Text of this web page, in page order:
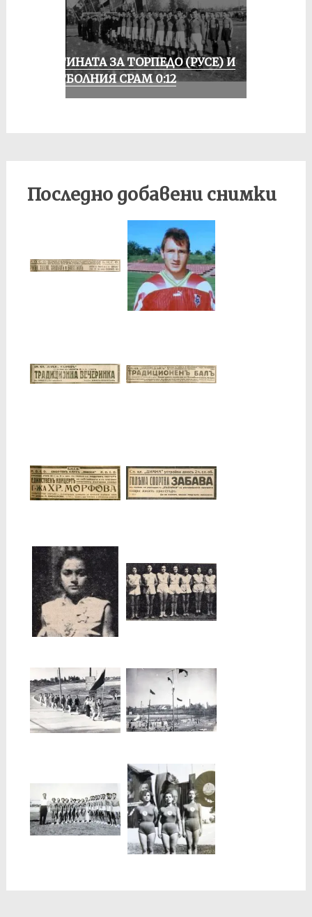
ИСТИНАТА ЗА ТОРПЕДО (РУСЕ) И
ФУТБОЛНИЯ СРАМ 0:12
Последно добавени снимки